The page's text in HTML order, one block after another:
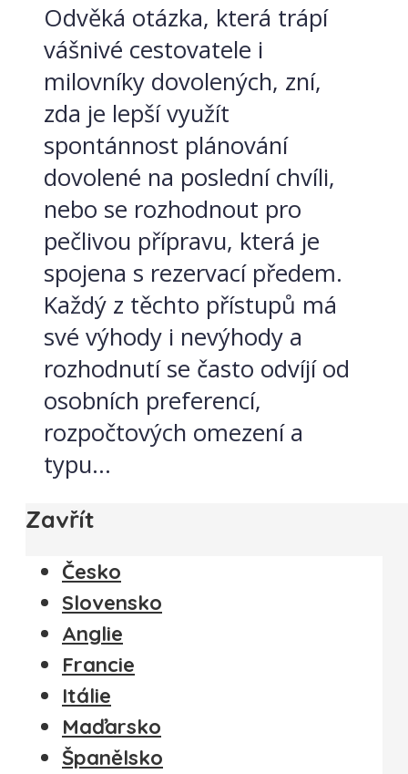
Odvěká otázka, která trápí
vášnivé cestovatele i
milovníky dovolených, zní,
zda je lepší využít
spontánnost plánování
dovolené na poslední chvíli,
nebo se rozhodnout pro
pečlivou přípravu, která je
spojena s rezervací předem.
Každý z těchto přístupů má
své výhody i nevýhody a
rozhodnutí se často odvíjí od
osobních preferencí,
rozpočtových omezení a
typu...
Zavřít
Česko
Slovensko
Anglie
Francie
Itálie
Maďarsko
Španělsko